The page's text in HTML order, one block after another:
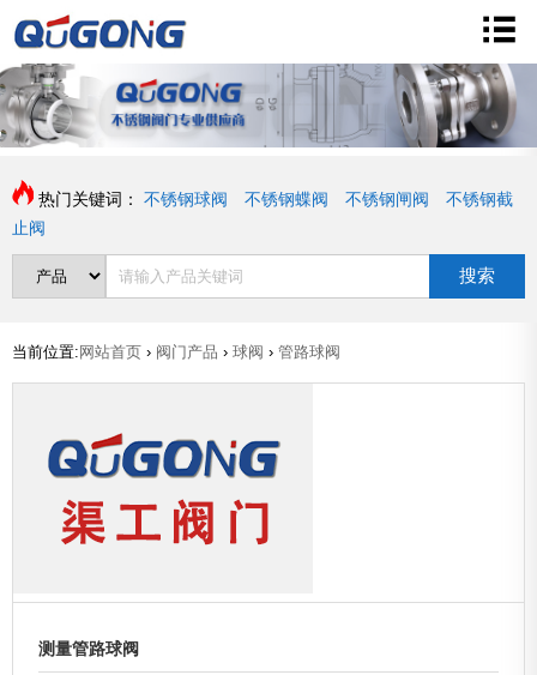
热门关键词： 不锈钢球阀 不锈钢蝶阀 不锈钢闸阀
不锈钢截
止阀
搜索
当前位置: 网站首页 › 阀门产品 › 球阀 › 管路球阀
测量管路球阀